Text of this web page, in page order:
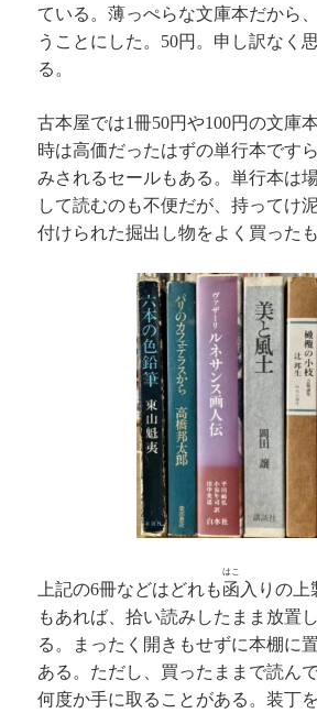
ている。薄っぺらな文庫本だから
うことにした。
50円。申し訳なく
る。
古本屋では1冊50円や100円の文庫
時は高価だったはずの単行本ですら
みされるセールもある。単行本は
して読むのも不便だが、持ってけ
付けられた掘出し物をよく買ったも
上記の6冊などはどれも函
はこ
入りの上
もあれば、拾い読みしたまま放置
る。まったく開きもせずに本棚に
ある。ただし、買ったままで読ん
何度か手に取ることがある。装丁